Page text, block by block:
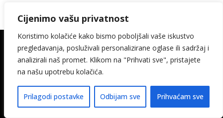
Cijenimo vašu privatnost
Koristimo kolačiće kako bismo poboljšali vaše iskustvo
pregledavanja, posluživali personalizirane oglase ili sadržaj i
analizirali naš promet. Klikom na "Prihvati sve", pristajete
na našu upotrebu kolačića.
Prilagodi postavke Odbijam sve Prihvaćam sve
© 2026. Kamin Keramika Šimičak design:
media-met
Pravila privatnosti Izjava o pristupačnosti